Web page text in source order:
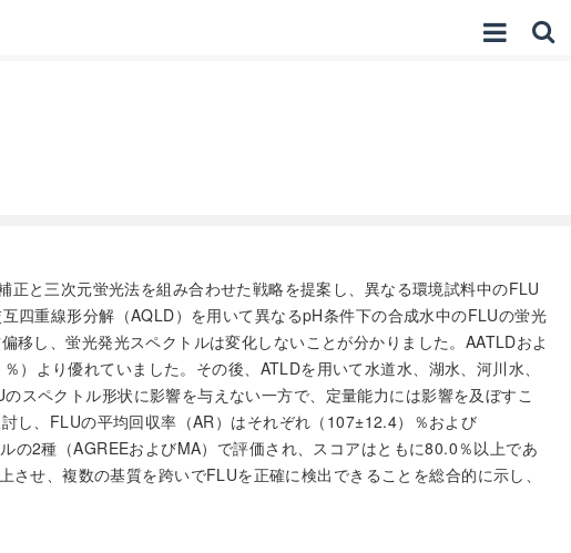
と三次元蛍光法を組み合わせた戦略を提案し、異なる環境試料中のFLU
四重線形分解（AQLD）を用いて異なるpH条件下の合成水中のFLUの蛍光
し、蛍光発光スペクトルは変化しないことが分かりました。AATLDおよ
より優れていました。その後、ATLDを用いて水道水、湖水、河川水、
スペクトル形状に影響を与えない一方で、定量能力には影響を及ぼすこ
し、FLUの平均回収率（AR）はそれぞれ（107±12.4）％および
の2種（AGREEおよびMA）で評価され、スコアはともに80.0％以上であ
せ、複数の基質を跨いでFLUを正確に検出できることを総合的に示し、